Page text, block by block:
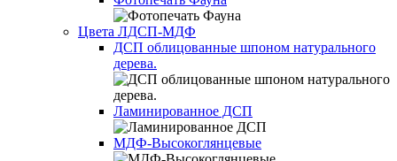
Цвета ЛДСП-МДФ
ДСП облицованные шпоном натурального
дерева.
Ламинированное ДСП
МДФ-Высокоглянцевые